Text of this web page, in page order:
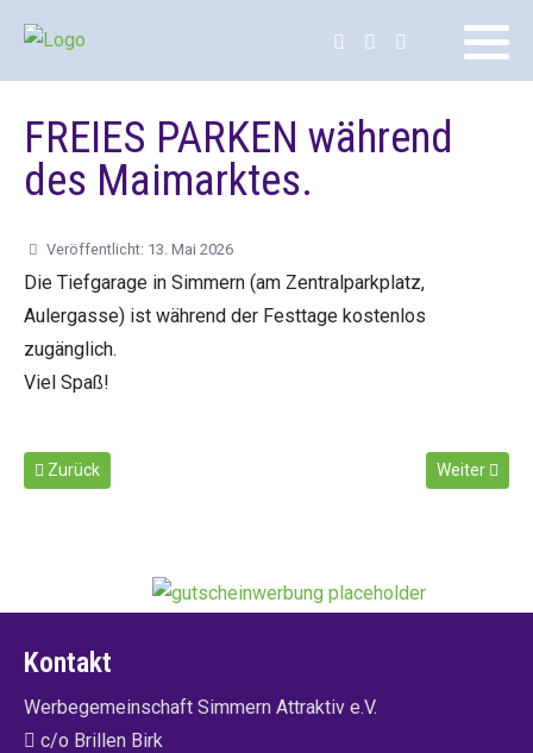
FREIES PARKEN während
des Maimarktes.
Veröffentlicht: 13. Mai 2026
Die Tiefgarage in Simmern (am Zentralparkplatz,
Aulergasse) ist während der Festtage kostenlos
zugänglich.
Viel Spaß!
Vorheriger Beitrag: AFTER WORK in Simmern
Zurück Nächster
Weiter
Kontakt
Werbegemeinschaft Simmern Attraktiv e.V.
c/o Brillen Birk